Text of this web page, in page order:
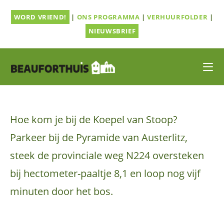
naarWORD VRIEND! | ONS PROGRAMMA |VERHUURFOLDER |
NIEUWSBRIEF
Hoe kom je bij de Koepel van Stoop?
Parkeer bij de Pyramide van Austerlitz,
steek de provinciale weg N224 oversteken
bij hectometer-paaltje 8,1 en loop nog vijf
minuten door het bos.